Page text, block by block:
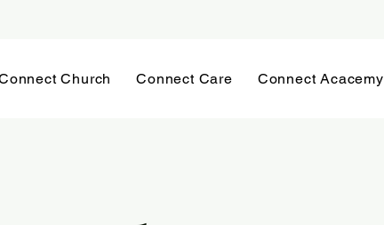
Church Connect Care Connect Acacemy